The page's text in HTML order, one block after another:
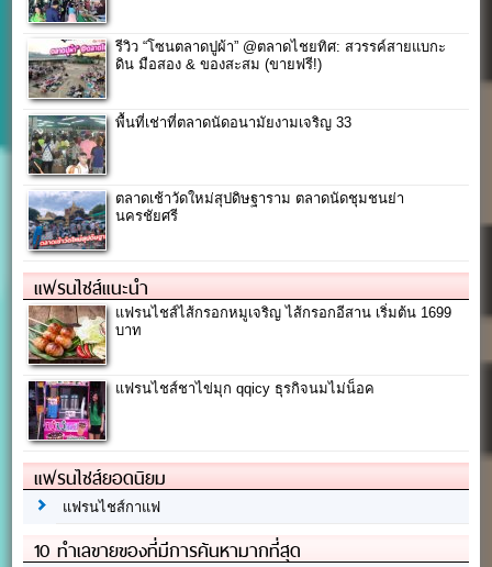
รีวิว “โซนตลาดปูผ้า” @ตลาดไชยทิศ: สวรรค์สายแบกะ
ดิน มือสอง & ของสะสม (ขายฟรี!)
พื้นที่เช่าที่ตลาดนัดอนามัยงามเจริญ 33
ตลาดเช้าวัดใหม่สุปดิษฐาราม ตลาดนัดชุมชนย่า
นครชัยศรี
แฟรนไชส์แนะนำ
แฟรนไชส์ไส้กรอกหมูเจริญ ไส้กรอกอีสาน เริ่มต้น 1699
บาท
แฟรนไชส์ชาไข่มุก qqicy ธุรกิจนมไม่น็อค
แฟรนไชส์ยอดนิยม
แฟรนไชส์กาแฟ
10 ทำเลขายของที่มีการค้นหามากที่สุด